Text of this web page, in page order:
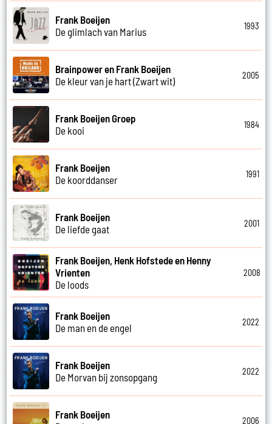
Frank Boeijen
De glimlach van Marius
1993
Brainpower en Frank Boeijen
De kleur van je hart (Zwart wit)
2005
Frank Boeijen Groep
De kooi
1984
Frank Boeijen
De koorddanser
1991
Frank Boeijen
De liefde gaat
2001
Frank Boeijen, Henk Hofstede en Henny
Vrienten
De loods
2008
Frank Boeijen
De man en de engel
2022
Frank Boeijen
De Morvan bij zonsopgang
2022
Frank Boeijen
2006